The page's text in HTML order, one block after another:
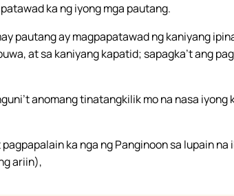
ka ng iyong mga pautang.
pautang ay magpapatawad ng kaniyang
at sa kaniyang kapatid; sapagka’t ang
anomang tinatangkilik mo na nasa
ka nga ng Panginoon sa lupain na
ariin),